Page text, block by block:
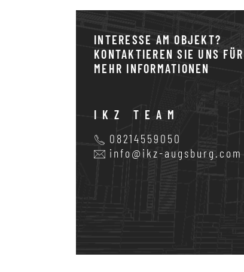
INTERESSE AM OBJEKT?
KONTAKTIEREN SIE UNS FÜR
MEHR INFORMATIONEN
IKZ TEAM
08214559050
info@ikz-augsburg.com